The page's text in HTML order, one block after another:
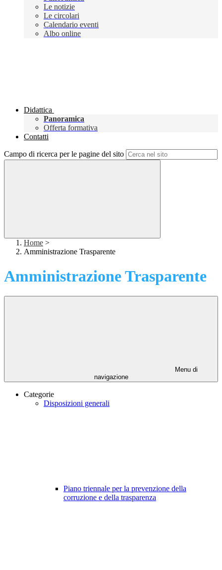
Le notizie
Le circolari
Calendario eventi
Albo online
Didattica
Panoramica
Offerta formativa
Contatti
Campo di ricerca per le pagine del sito
Home >
Amministrazione Trasparente
Amministrazione Trasparente
Menu di
navigazione
Categorie
Disposizioni generali
Piano triennale per la prevenzione della
corruzione e della trasparenza